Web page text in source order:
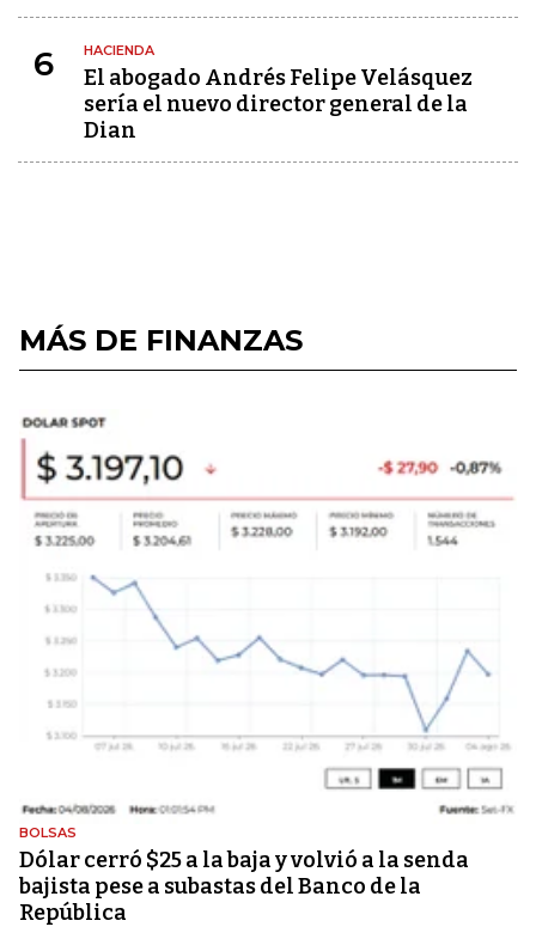
6 HACIENDA
El abogado Andrés Felipe Velásquez
sería el nuevo director general de la
Dian
MÁS DE FINANZAS
BOLSAS
Dólar cerró $25 a la baja y volvió a la senda
bajista pese a subastas del Banco de la
República